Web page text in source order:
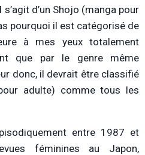
d’un Shojo (manga pour
pourquoi il est catégorisé de
à mes yeux totalement
que par le genre même
donc, il devrait être classifié
adulte) comme tous les
entre 1987 et
féminines au Japon,